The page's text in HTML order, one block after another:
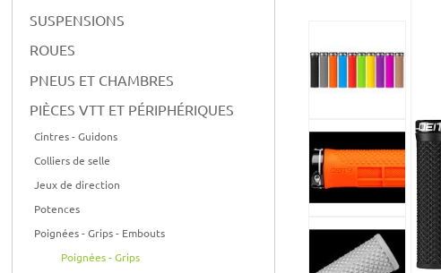
SUSPENSIONS
ROUES
PNEUS ET CHAMBRES
PIÈCES VTT ET PÉRIPHÉRIQUES
Cintres - Guidons
Colliers de selle
Jeux de direction
Potences
Poignées - Grips - Embouts
Poignées - Grips